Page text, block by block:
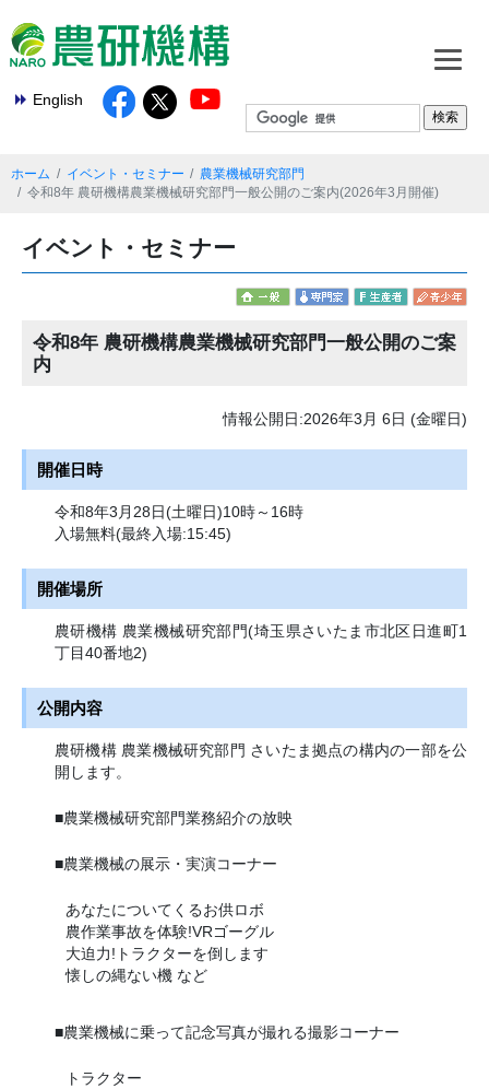
English
ホーム イベント・セミナー
農業機械研究部門
令和8年 農研機構農業機械研究部門一般公開のご案内(2026年3月開催)
イベント・セミナー
令和8年 農研機構農業機械研究部門一般公開のご案
内
情報公開日:2026年3月 6日 (金曜日)
開催日時
令和8年3月28日(土曜日)10時～16時
入場無料(最終入場:15:45)
開催場所
農研機構 農業機械研究部門(埼玉県さいたま市北区日進町1
丁目40番地2)
公開内容
農研機構 農業機械研究部門 さいたま拠点の構内の一部を公
開します。
■農業機械研究部門業務紹介の放映
■農業機械の展示・実演コーナー
あなたについてくるお供ロボ
農作業事故を体験!VRゴーグル
大迫力!トラクターを倒します
懐しの縄ない機 など
■農業機械に乗って記念写真が撮れる撮影コーナー
トラクター